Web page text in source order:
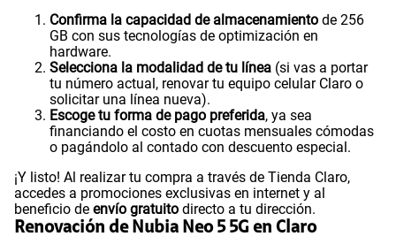
Confirma la capacidad de almacenamiento de 256
GB con sus tecnologías de optimización en
hardware.
Selecciona la modalidad de tu línea (si vas a portar
tu número actual, renovar tu equipo celular Claro o
solicitar una línea nueva).
Escoge tu forma de pago preferida, ya sea
financiando el costo en cuotas mensuales cómodas
o pagándolo al contado con descuento especial.
¡Y listo! Al realizar tu compra a través de Tienda Claro,
accedes a promociones exclusivas en internet y al
beneficio de envío gratuito directo a tu dirección.
Renovación de Nubia Neo 5 5G en Claro